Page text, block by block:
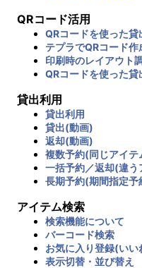
QRコード活用
QRコードを使った貸
テプラでQRコード作
印刷時のレイアウト
QRコードを使った貸
貸出利用
貸出利用
貸出(動画)
返却(動画)
複数予約(同じアイテ
一括予約／返却(違う
長期予約(期間指定予
アイテム検索
検索機能について
バーコード検索
お気に入り登録(いい
表示切替・並び替え